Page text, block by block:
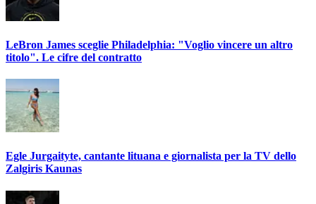
LeBron James sceglie Philadelphia: "Voglio vincere un altro
titolo". Le cifre del contratto
Egle Jurgaityte, cantante lituana e giornalista per la TV dello
Zalgiris Kaunas